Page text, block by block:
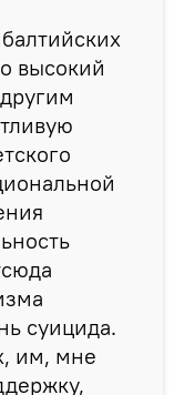
высокий
суицида.
им, мне